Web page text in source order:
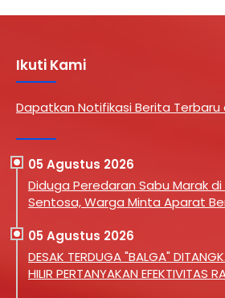
Ikuti Kami
Dapatkan Notifikasi Berita
05 Agustus 2026
Diduga Peredaran Sabu Marak di
Sentosa, Warga Minta Aparat
05 Agustus 2026
DESAK TERDUGA "BALGA"
HILIR PERTANYAKAN EFEKTIVITAS